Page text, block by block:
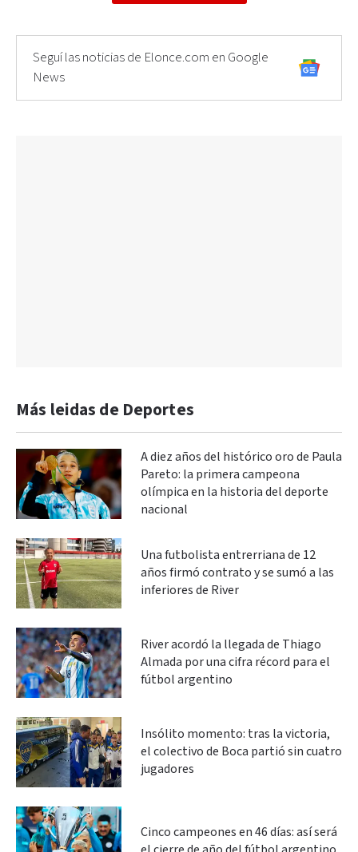
Seguí las noticias de Elonce.com en Google
News
Más leidas de Deportes
A diez años del histórico oro de Paula
Pareto: la primera campeona
olímpica en la historia del deporte
nacional
Una futbolista entrerriana de 12
años firmó contrato y se sumó a las
inferiores de River
River acordó la llegada de Thiago
Almada por una cifra récord para el
fútbol argentino
Insólito momento: tras la victoria,
el colectivo de Boca partió sin cuatro
jugadores
Cinco campeones en 46 días: así será